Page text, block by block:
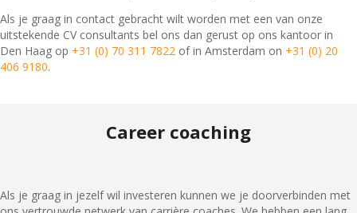
Als je graag in contact gebracht wilt worden met een van onze
uitstekende CV consultants bel ons dan gerust op ons kantoor in
Den Haag op +31 (0) 70 311 7822 of in Amsterdam on +31 (0) 20
406 9180.
Career coaching
Als je graag in jezelf wil investeren kunnen we je doorverbinden met